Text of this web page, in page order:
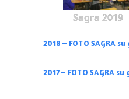
Sagra 2019
2018 – FOTO SAGRA
2017 – FOTO SAGRA